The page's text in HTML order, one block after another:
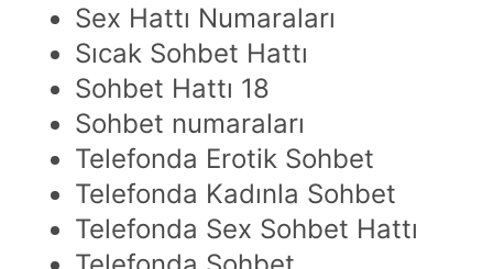
Sex Hattı Numaraları
Sıcak Sohbet Hattı
Sohbet Hattı 18
Sohbet numaraları
Telefonda Erotik Sohbet
Telefonda Kadınla Sohbet
Telefonda Sex Sohbet Hattı